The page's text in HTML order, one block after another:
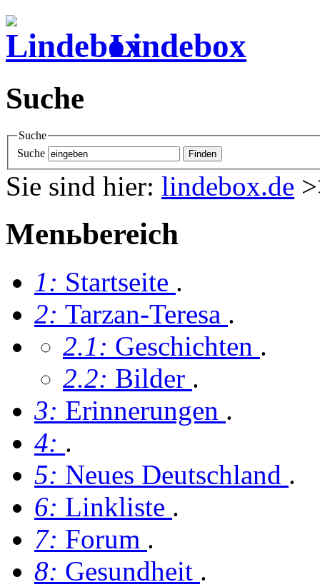
Lindebox
Suche
Suche
Suche
Sie sind hier: lindebox.de
Menьbereich
1: Startseite .
2: Tarzan-Teresa .
2.1: Geschichten .
2.2: Bilder .
3: Erinnerungen .
4: .
5: Neues Deutschland .
6: Linkliste .
7: Forum .
8: Gesundheit .